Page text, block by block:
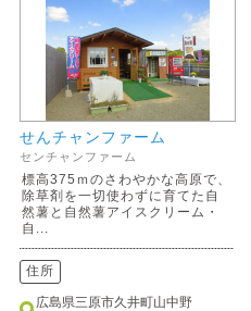
せんチャンファーム
センチャンファーム
標高375ｍのさわやかな高原で、
除草剤を一切使わずに育てた自
然薯と自然薯アイスクリーム・
自...
住所
広島県三原市久井町山中野